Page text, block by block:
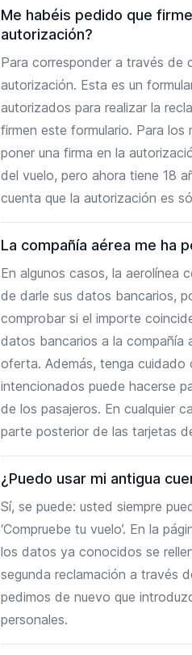
Me habéis pedido que
autorización?
Para corresponder a través de
autorización. Esta es un
autorizados para realizar la
firmen este formulario. Para
poner una firma en la
del vuelo, pero ahora tiene 18
cuenta que la autorización es
La compañía aérea me ha
En algunos casos, la aerolínea
de darle sus datos bancarios,
comprobar si el importe
datos bancarios a la compañía
oferta. Además, tenga
intencionados puede hacerse
de los pasajeros. En cualquier
parte posterior de las tarjetas
¿Puedo usar mi antigua
Sí, se puede: usted siempre
‘Compruebe tu vuelo’. En la
los datos ya conocidos se
segunda reclamación a través
pedimos de nuevo que
personales.